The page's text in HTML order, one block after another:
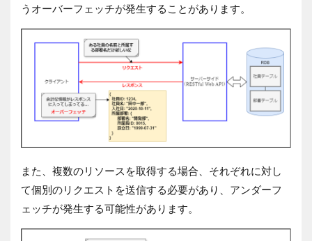
うオーバーフェッチが発生することがあります。
また、複数のリソースを取得する場合、それぞれに対し
て個別のリクエストを送信する必要があり、アンダーフ
ェッチが発生する可能性があります。